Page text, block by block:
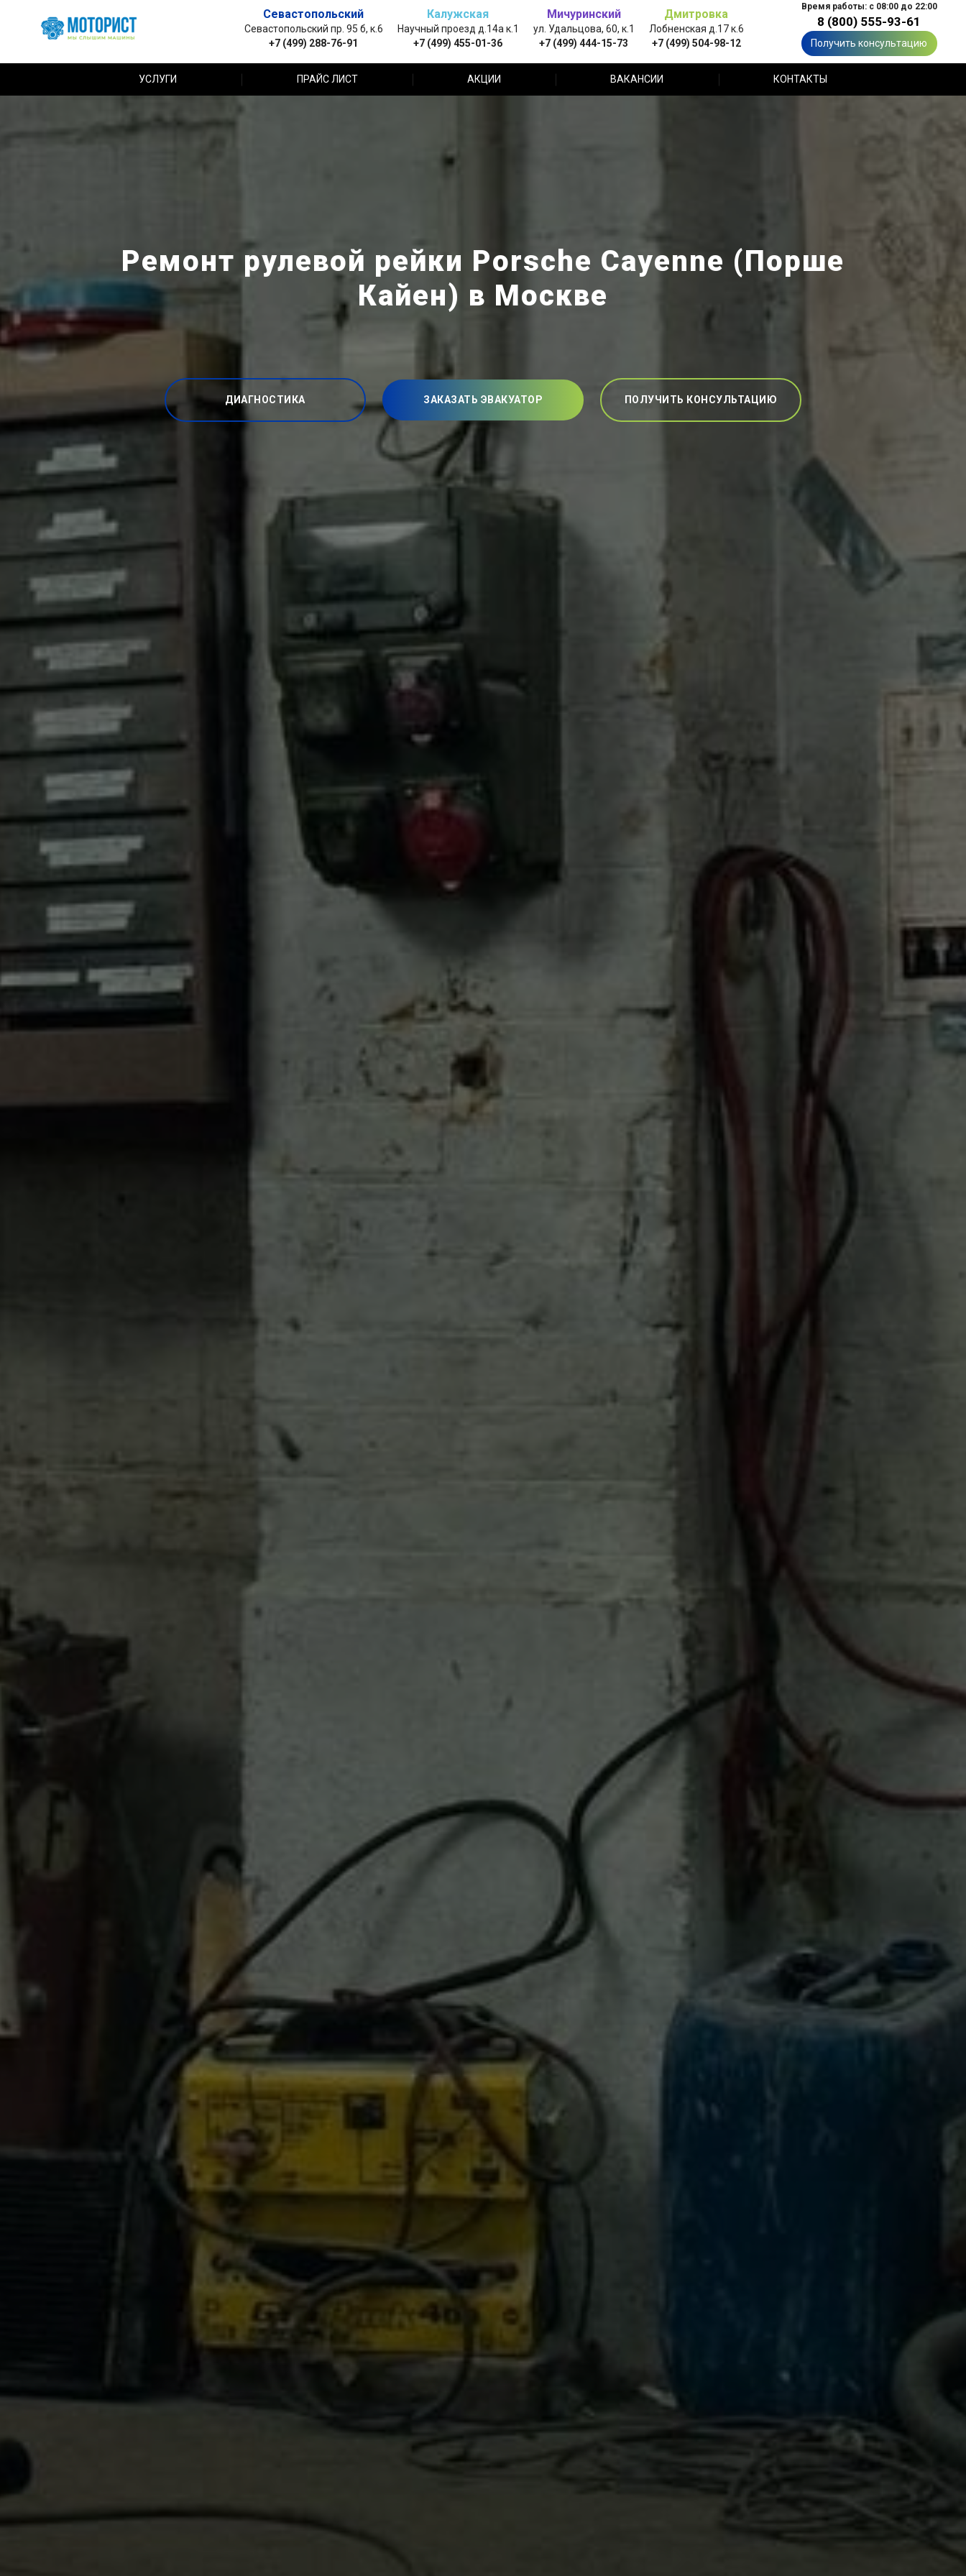
Севастопольский
Севастопольский пр. 95 б, к.6
+7 (499) 288-76-91
Калужская
Научный проезд д.14а к.1
+7 (499) 455-01-36
Мичуринский
ул. Удальцова, 60, к.1
+7 (499) 444-15-73
Дмитровка
Лобненская д.17 к.6
+7 (499) 504-98-12
Время работы: с 08:00 до 22:00
8 (800) 555-93-61
Получить консультацию
УСЛУГИ ПРАЙС ЛИСТ АКЦИИ ВАКАНСИИ КОНТАКТЫ
Ремонт рулевой рейки Porsche Cayenne (Порше
Кайен) в Москве
ДИАГНОСТИКА ЗАКАЗАТЬ ЭВАКУАТОР ПОЛУЧИТЬ КОНСУЛЬТАЦИЮ